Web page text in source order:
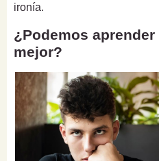
ironía.
¿Podemos
mejor?